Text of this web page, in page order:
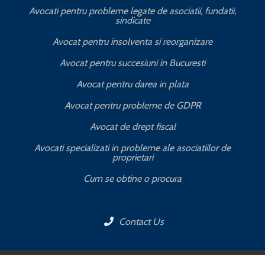
Avocati pentru probleme legate de asociatii, fundatii,
sindicate
Avocat pentru insolventa si reorganizare
Avocat pentru succesiuni in Bucuresti
Avocat pentru darea in plata
Avocat pentru probleme de GDPR
Avocat de drept fiscal
Avocati specializati in probleme ale asociatiilor de
proprietari
Cum se obtine o procura
Contact Us